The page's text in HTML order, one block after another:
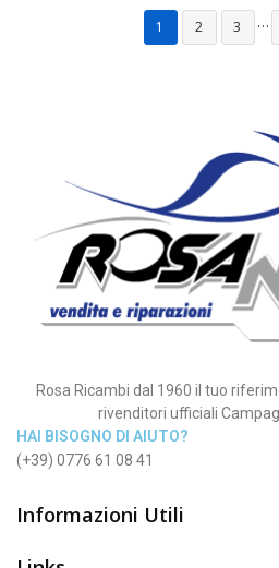
1 2 3 …
Rosa Ricambi dal 1960 il tuo
rivenditori ufficiali
HAI BISOGNO DI AIUTO?
(+39) 0776 61 08 41
Informazioni Utili